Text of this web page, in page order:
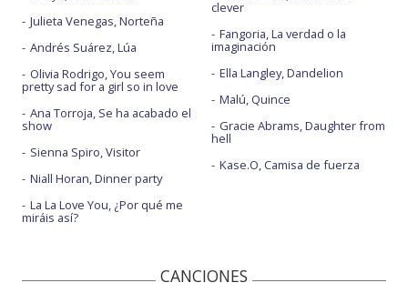
Julieta Venegas, Norteña
Andrés Suárez, Lúa
Olivia Rodrigo, You seem
pretty sad for a girl so in love
Ana Torroja, Se ha acabado el
show
Sienna Spiro, Visitor
Niall Horan, Dinner party
La La Love You, ¿Por qué me
miráis así?
clever
Fangoria, La verdad o la
imaginación
Ella Langley, Dandelion
Malú, Quince
Gracie Abrams, Daughter from
hell
Kase.O, Camisa de fuerza
CANCIONES